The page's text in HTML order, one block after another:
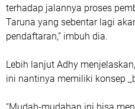
terhadap jalannya proses
Taruna yang sebentar lagi
pendaftaran,” imbuh dia.
Lebih lanjut Adhy
ini nantinya memiliki konsep